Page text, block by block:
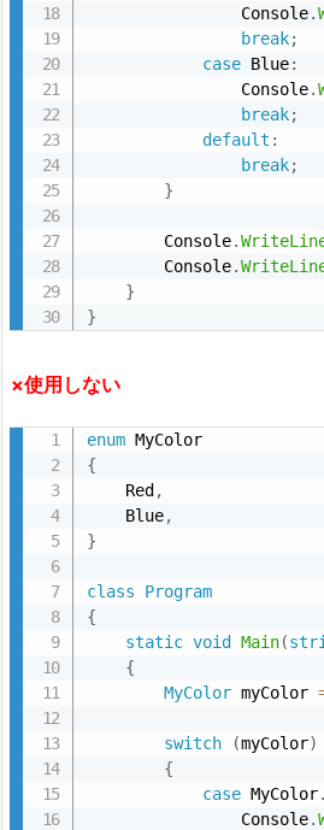
                Console
.
break;
case Blue:
                Console
.
break;
default :
break;
}
        Console
.
        Console
.
}
}
×使用しない
enum
{
    Red
,
    Blue
,
}
class
Program
{
static void Main(
{
MyColor myColor
switch (myColor)
{
case MyColor.
                Console
.